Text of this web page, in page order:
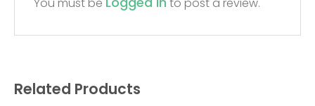
Related Products